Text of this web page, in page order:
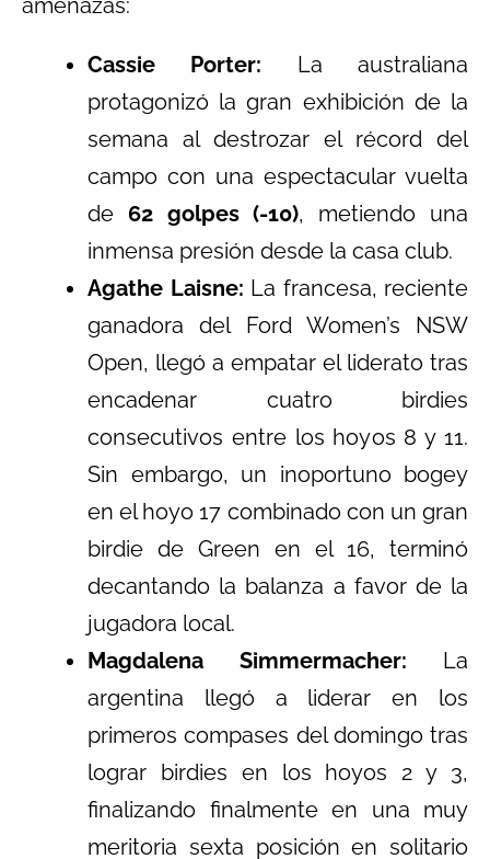
Cassie Porter: La australiana
protagonizó la gran exhibición de la
semana al destrozar el récord del
campo con una espectacular vuelta
de 62 golpes (-10), metiendo una
inmensa presión desde la casa club.
Agathe Laisne: La francesa, reciente
ganadora del Ford Women’s NSW
Open, llegó a empatar el liderato tras
encadenar cuatro birdies
consecutivos entre los hoyos 8 y 11.
Sin embargo, un inoportuno bogey
en el hoyo 17 combinado con un gran
birdie de Green en el 16, terminó
decantando la balanza a favor de la
jugadora local.
Magdalena Simmermacher: La
argentina llegó a liderar en los
primeros compases del domingo tras
lograr birdies en los hoyos 2 y 3,
finalizando finalmente en una muy
meritoria sexta posición en solitario